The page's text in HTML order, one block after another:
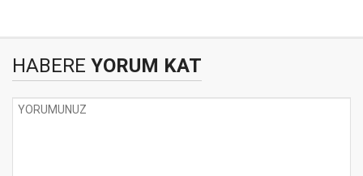
HABERE YORUM KAT